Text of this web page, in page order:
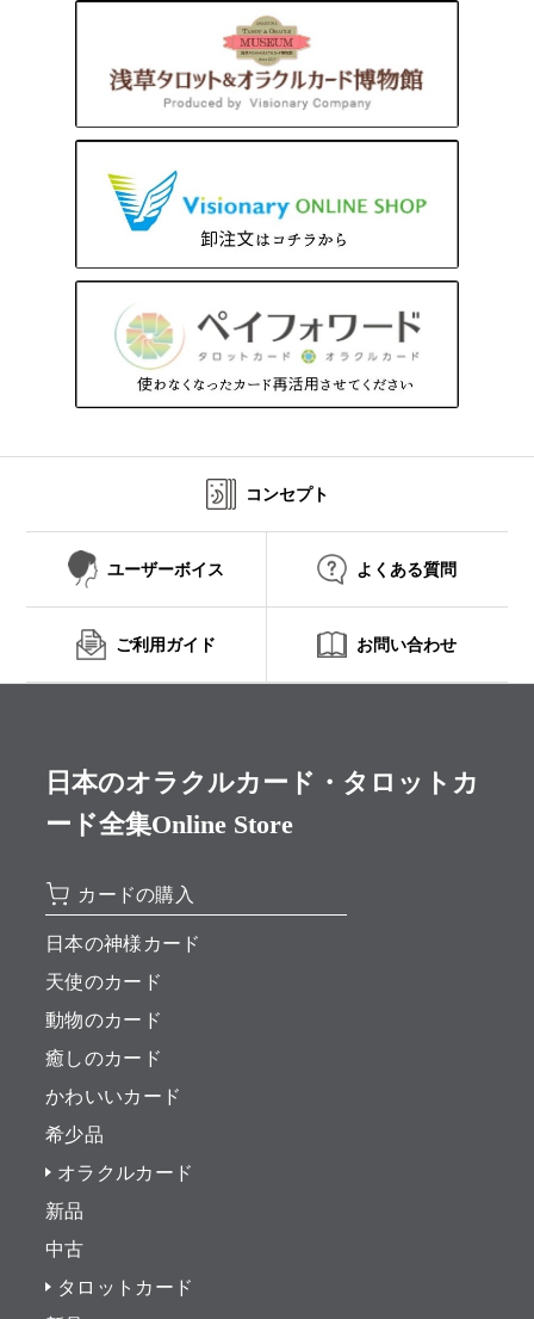
コンセプト
ユーザーボイス よくある質問
ご利用ガイド お問い合わせ
日本のオラクルカード・タロットカ
ード全集Online Store
カードの購入
日本の神様カード
天使のカード
動物のカード
癒しのカード
かわいいカード
希少品
オラクルカード
新品
中古
タロットカード